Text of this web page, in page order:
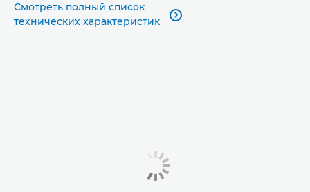
Смотреть полный список
технических характеристик
